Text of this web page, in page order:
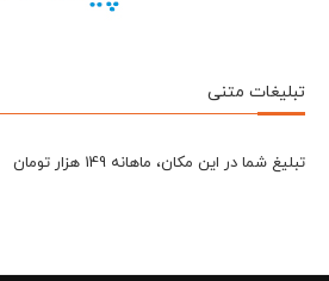
تبلیغات متنی
تبلیغ شما در این مکان، ماهانه 149 هزار تومان